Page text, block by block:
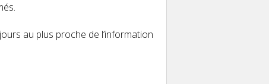
au plus proche de l’information